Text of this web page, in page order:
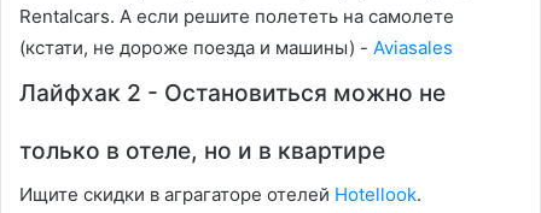
Rentalcars. А если решите полететь на самолете
(кстати, не дороже поезда и машины) - Aviasales
Лайфхак 2 - Остановиться можно не
только в отеле, но и в квартире
Ищите скидки в аграгаторе отелей Hotellook.